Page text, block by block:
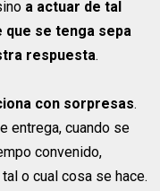
a actuar de tal
que se tenga sepa
respuesta.
con sorpresas.
entrega, cuando se
convenido,
o cual cosa se hace.